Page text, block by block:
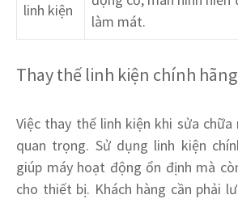
linh kiện
làm mát.
Thay thế linh kiện chính
Việc thay thế linh kiện khi sửa
quan trọng. Sử dụng linh kiện
giúp máy hoạt động ổn định mà
cho thiết bị. Khách hàng cần phải